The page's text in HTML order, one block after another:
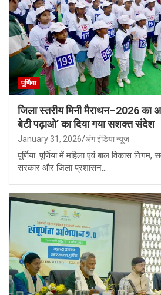
पूर्णिया
जिला स्तरीय मिनी मैराथन–2026 का
बेटी पढ़ाओ’ का दिया गया सशक्त संदेश
January 31, 2026 अंग इंडिया न्यूज़
पूर्णिया: पूर्णिया में महिला एवं बाल विकास निगम,
सरकार और जिला प्रशासन…